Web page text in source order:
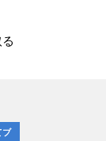
ブ